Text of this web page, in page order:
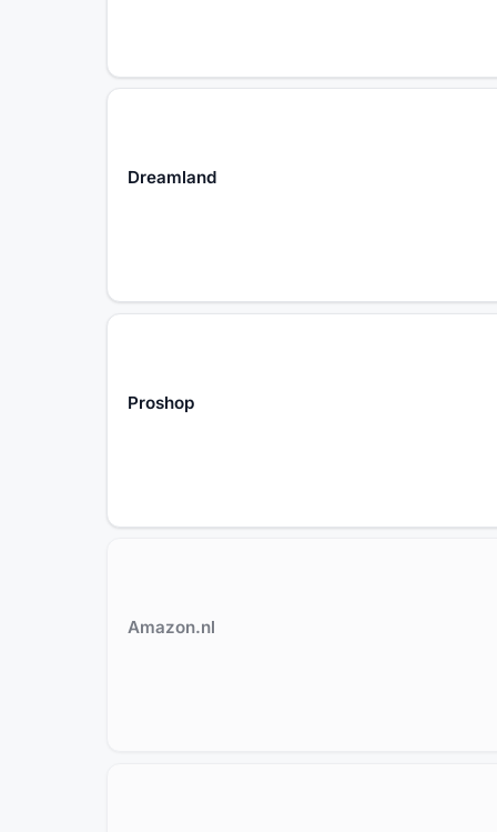
Dreamland
Proshop
Amazon.nl